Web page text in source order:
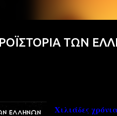
ΤΩΝ
Χιλιάδες